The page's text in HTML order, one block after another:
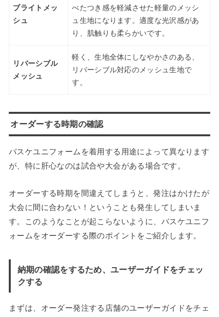
ブライトメッ
シュ
べたつき感を軽減させた軽量のメッシ
ュ生地になります。適度な光沢感があ
り、肌触りも柔らかいです。
リバーシブル
メッシュ
軽く、生地全体にしなやかさのある、
リバーシブル対応のメッシュ生地で
す。
オーダーする時期の確認
バスケユニフォームを着用する用途によって異なります
が、特に肝心なのは試合や大会がある場合です。
オーダーする時期を間違えてしまうと、発注はかけたが
大会に間に合わない！ということも発生してしまいま
す。このようなことが起こらないように、バスケユニフ
ォームをオーダーする際のポイントをご紹介します。
納期の確認をするため、ユーザーガイドをチェッ
クする
まずは、オーダー発注する店舗のユーザーガイドをチェ